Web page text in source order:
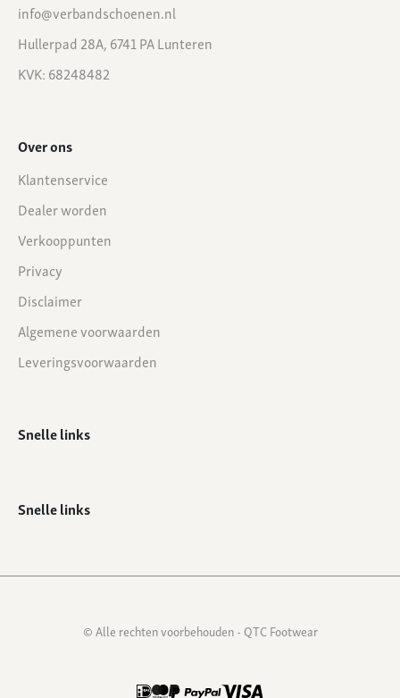
info@verbandschoenen.nl
Hullerpad 28A, 6741 PA Lunteren
KVK: 68248482
Over ons
Klantenservice
Dealer worden
Verkooppunten
Privacy
Disclaimer
Algemene voorwaarden
Leveringsvoorwaarden
Snelle links
Snelle links
© Alle rechten voorbehouden - QTC Footwear